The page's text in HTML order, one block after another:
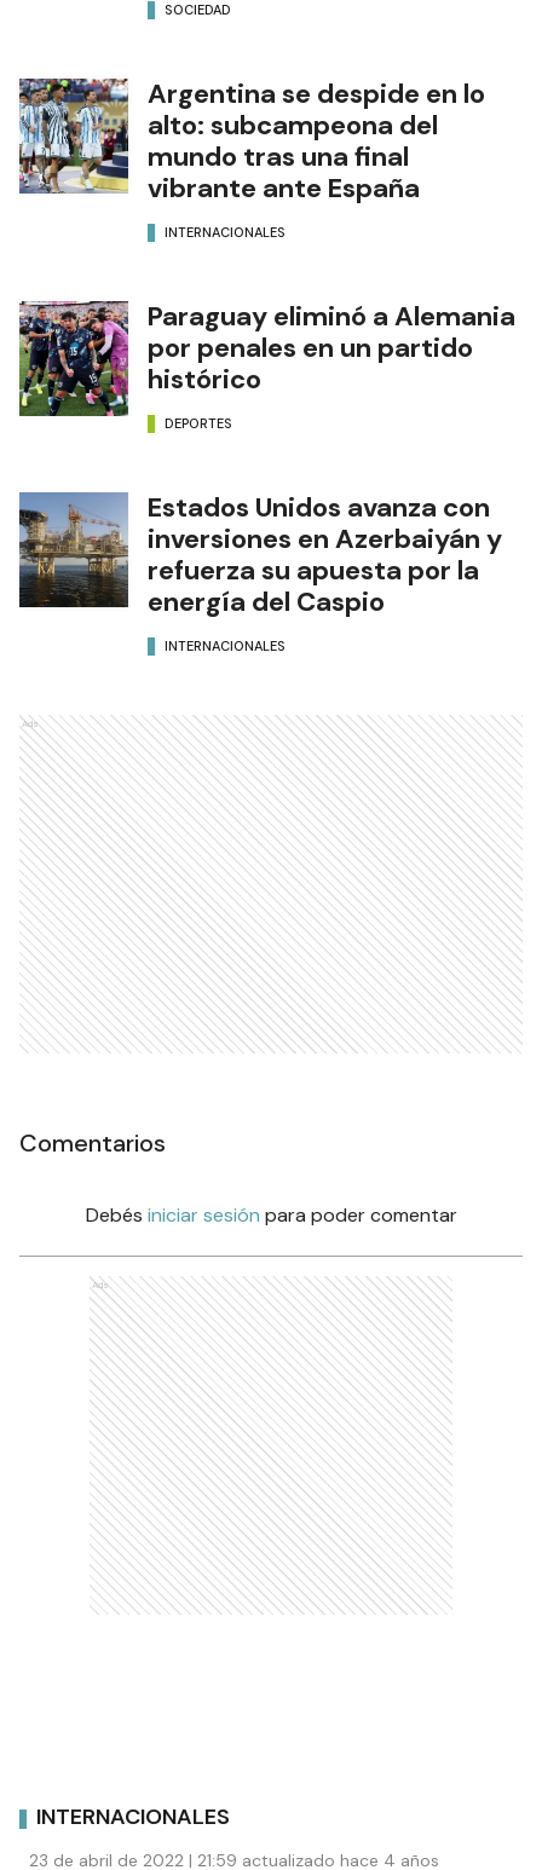
SOCIEDAD
Argentina se despide en lo
alto: subcampeona del
mundo tras una final
vibrante ante España
INTERNACIONALES
Paraguay eliminó a Alemania
por penales en un partido
histórico
DEPORTES
Estados Unidos avanza con
inversiones en Azerbaiyán y
refuerza su apuesta por la
energía del Caspio
INTERNACIONALES
Ads
Comentarios
Debés iniciar sesión para poder comentar
Ads
INTERNACIONALES
23 de abril de 2022 | 21:59 actualizado hace 4 años